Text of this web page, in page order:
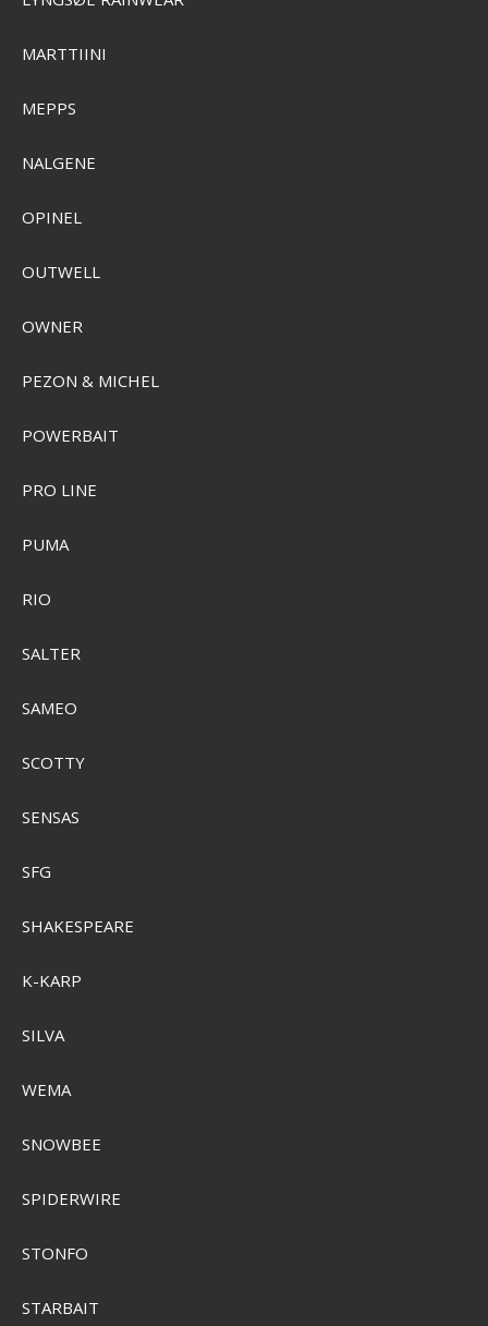
SEK 323,00
SEK 470,00
MARTTIINI
MEPPS
NALGENE
OPINEL
OUTWELL
OWNER
PEZON & MICHEL
POWERBAIT
PRO LINE
PUMA
RIO
SALTER
SAMEO
SCOTTY
SENSAS
SFG
SHAKESPEARE
K-KARP
SILVA
WEMA
SNOWBEE
SPIDERWIRE
STONFO
STARBAIT